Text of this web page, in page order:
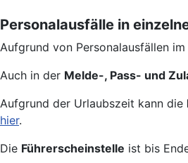
Personalausfälle in
Aufgrund von Personalausfällen im
Auch in der Melde-, Pass- und
Aufgrund der Urlaubszeit kann die
hier.
Die Führerscheinstelle ist bis